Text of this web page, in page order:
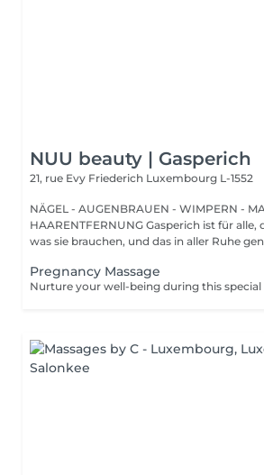
NUU beauty | Gasperich
21, rue Evy Friederich Luxembourg L-1552
NÄGEL - AUGENBRAUEN - WIMPERN -
HAARENTFERNUNG Gasperich ist für alle, die genau wissen,
was sie brauchen, und das in aller Ruhe
Pregnancy Massage